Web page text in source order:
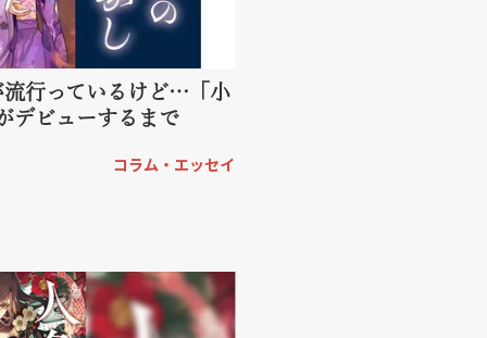
流行っているけど…「小
デビューするまで
コラム・エッセイ